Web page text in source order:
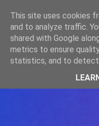
This site uses cookies
and to analyze traffic.
shared with Google
metrics to ensure
statistics, and to detect